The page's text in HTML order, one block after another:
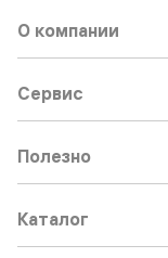
О компании
Сервис
Полезно
Каталог